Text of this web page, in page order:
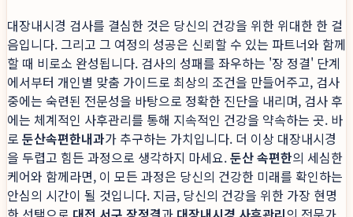
대장내시경 검사를 결심한 것은 당신의 건강을 위한 위대한 한 걸
음입니다. 그리고 그 여정의 성공은 신뢰할 수 있는 파트너와 함께
할 때 비로소 완성됩니다. 검사의 성패를 좌우하는 '장 정결' 단계
에서부터 개인별 맞춤 가이드로 최상의 조건을 만들어주고, 검사
중에는 숙련된 전문성을 바탕으로 정확한 진단을 내리며, 검사 후
에는 체계적인 사후관리를 통해 지속적인 건강을 약속하는 곳. 바
로 둔산속편한내과가 추구하는 가치입니다. 더 이상 대장내시경
을 두렵고 힘든 과정으로 생각하지 마세요.둔산 속편한의 세심한
케어와 함께라면, 이 모든 과정은 당신의 건강한 미래를 확인하는
안심의 시간이 될 것입니다. 지금, 당신의 건강을 위한 가장 현명